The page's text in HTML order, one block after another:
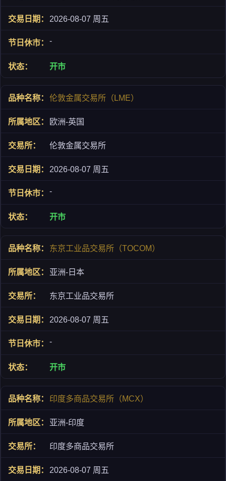
2026-08-07 周五
-
开市
伦敦金属交易所（LME）
欧洲-英国
伦敦金属交易所
2026-08-07 周五
-
开市
东京工业品交易所（TOCOM）
亚洲-日本
东京工业品交易所
2026-08-07 周五
-
开市
印度多商品交易所（MCX）
亚洲-印度
印度多商品交易所
2026-08-07 周五